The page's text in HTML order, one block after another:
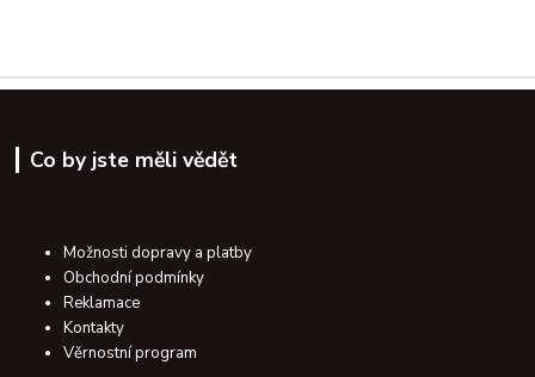
Co by jste měli vědět
Možnosti dopravy a platby
Obchodní podmínky
Reklamace
Kontakty
Věrnostní program